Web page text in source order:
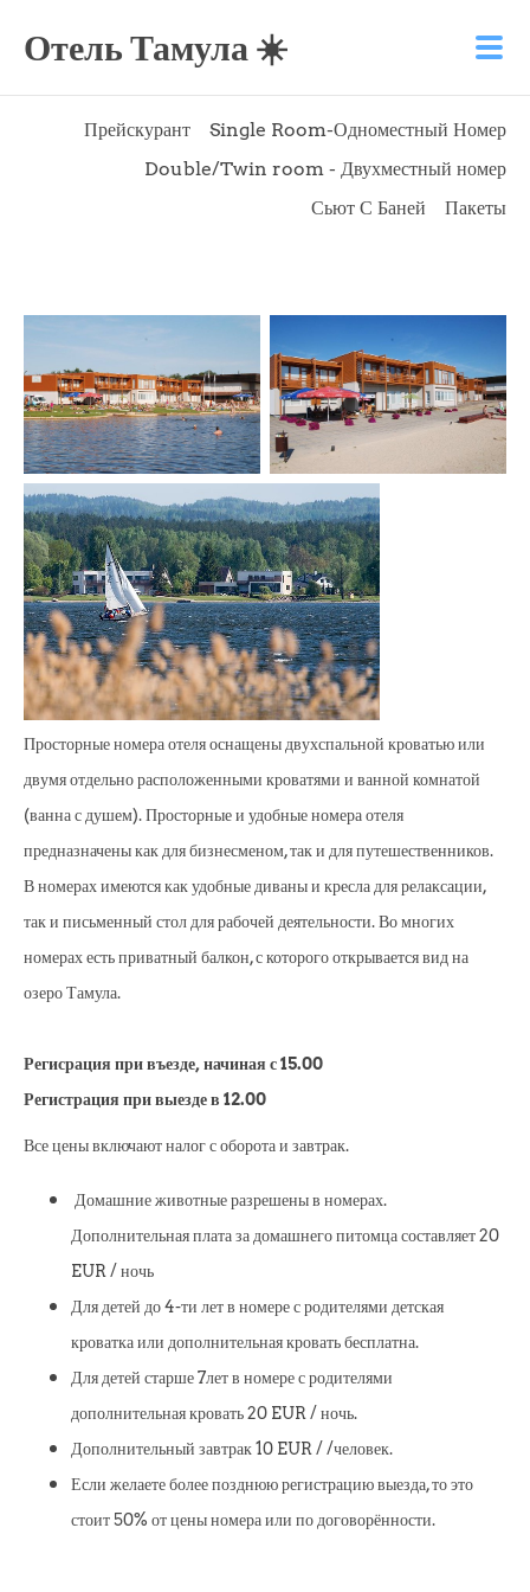
Отель Тамула ☀️
Прейскурант
Single Room-Одноместный Номер
Double/Twin room - Двухместный номер
Сьют С Баней
Пакеты
Просторные номера отеля оснащены двухспальной кроватью или
двумя отдельно расположенными кроватями и ванной комнатой
(ванна с душем). Просторные и удобные номера отеля
предназначены как для бизнесменом, так и для путешественников.
В номерах имеются как удобные диваны и кресла для релаксации,
так и письменный стол для рабочей деятельности. Во многих
номерах есть приватный балкон, с которого открывается вид на
озеро Тамула.
Регисрация при въезде, начиная с 15.00
Регистрация при выезде в 12.00
Все цены включают налог с оборота и завтрак.
Домашние животные разрешены в номерах.
Дополнительная плата за домашнего питомца составляет 20
EUR / ночь
Для детей до 4-ти лет в номере с родителями детская
кроватка или дополнительная кровать бесплатна.
Для детей старше 7лет в номере с родителями
дополнительная кровать 20 EUR / ночь.
Дополнительный завтрак 10 EUR / /человек.
Если желаете более позднюю регистрацию выезда, то это
стоит 50% от цены номера или по договорённости.